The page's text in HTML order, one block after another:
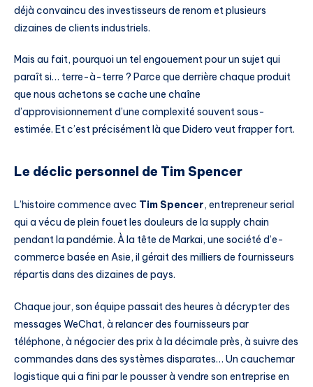
déjà convaincu des investisseurs de renom et plusieurs
dizaines de clients industriels.
Mais au fait, pourquoi un tel engouement pour un sujet qui
paraît si… terre-à-terre ? Parce que derrière chaque produit
que nous achetons se cache une chaîne
d’approvisionnement d’une complexité souvent sous-
estimée. Et c’est précisément là que Didero veut frapper fort.
Le déclic personnel de Tim Spencer
L’histoire commence avec Tim Spencer, entrepreneur serial
qui a vécu de plein fouet les douleurs de la supply chain
pendant la pandémie. À la tête de Markai, une société d’e-
commerce basée en Asie, il gérait des milliers de fournisseurs
répartis dans des dizaines de pays.
Chaque jour, son équipe passait des heures à décrypter des
messages WeChat, à relancer des fournisseurs par
téléphone, à négocier des prix à la décimale près, à suivre des
commandes dans des systèmes disparates… Un cauchemar
logistique qui a fini par le pousser à vendre son entreprise en